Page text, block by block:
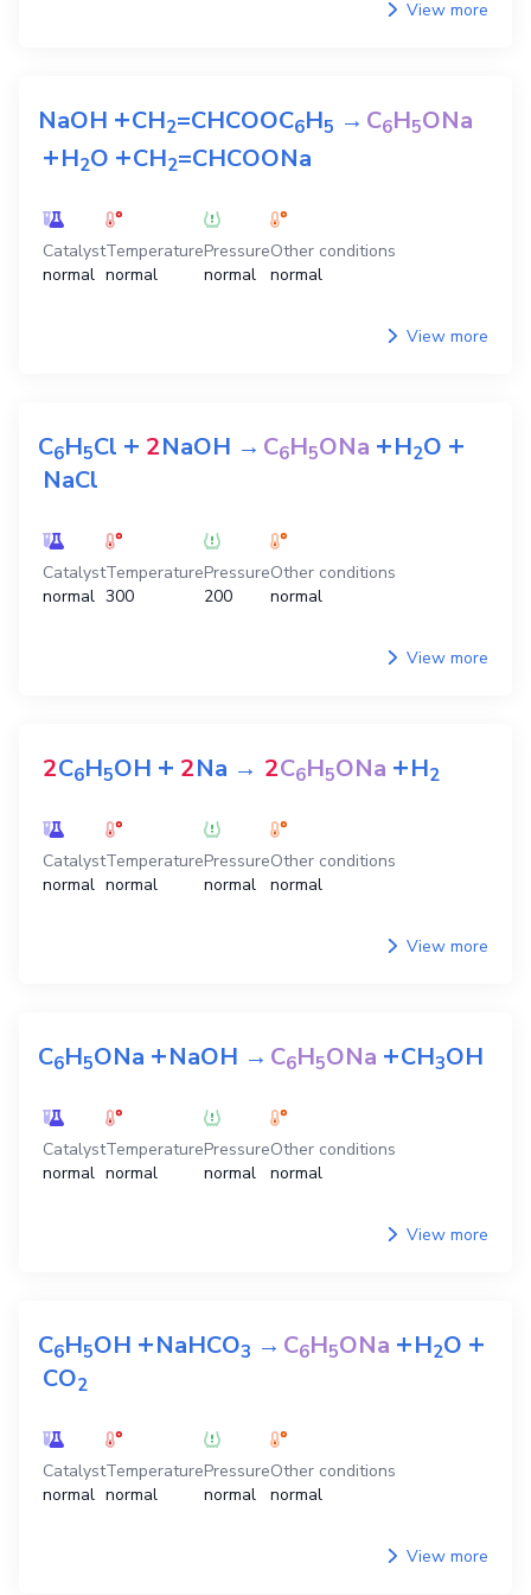
View more
NaOH +CH2=CHCOOC6H5 →C6H5ONa
+H2O +CH2=CHCOONa
Catalyst
normal
Temperature
normal
Pressure
normal
Other conditions
normal
View more
C6H5Cl + 2NaOH →C6H5ONa +H2O +
NaCl
Catalyst
normal
Temperature
300
Pressure
200
Other conditions
normal
View more
2C6H5OH + 2Na → 2C6H5ONa +H2
Catalyst
normal
Temperature
normal
Pressure
normal
Other conditions
normal
View more
C6H5ONa +NaOH →C6H5ONa +CH3OH
Catalyst
normal
Temperature
normal
Pressure
normal
Other conditions
normal
View more
C6H5OH +NaHCO3 →C6H5ONa +H2O +
CO2
Catalyst
normal
Temperature
normal
Pressure
normal
Other conditions
normal
View more